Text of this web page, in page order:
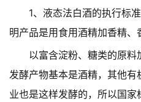
1、液态法白酒的执行标
明产品是用食用酒精加香精、
以富含淀粉、糖类的原
发酵产物基本是酒精，其他
业也是这样发酵的，所以国